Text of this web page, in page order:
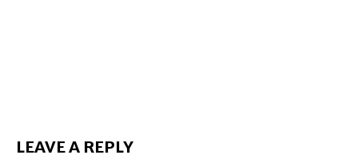
LEAVE A REPLY